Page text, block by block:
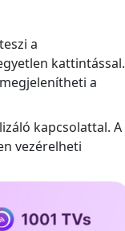
a
kattintással.
a
kapcsolattal. A
vezérelheti